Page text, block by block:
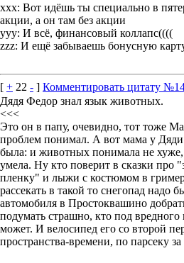
ххх: Вот идёшь ты специально в
акции, а он там без акции
ууу: И всё, финансовый коллапс((((
zzz: И ещё забываешь бонусную
[ + 22 - ] Комментировать цитату
Дядя Федор знал язык животных.
<<<
Это он в папу, очевидно, тот тоже
проблем понимал. А вот мама у
была: и животных понимала не хуже,
умела. Ну кто поверит в сказки про
пленку" и лыжи с костюмом в
рассекать в такой то снегопад надо
автомобиля в Простоквашино
подумать страшно, кто под
может. И велосипед его со второй
пространства-времени, по парсеку